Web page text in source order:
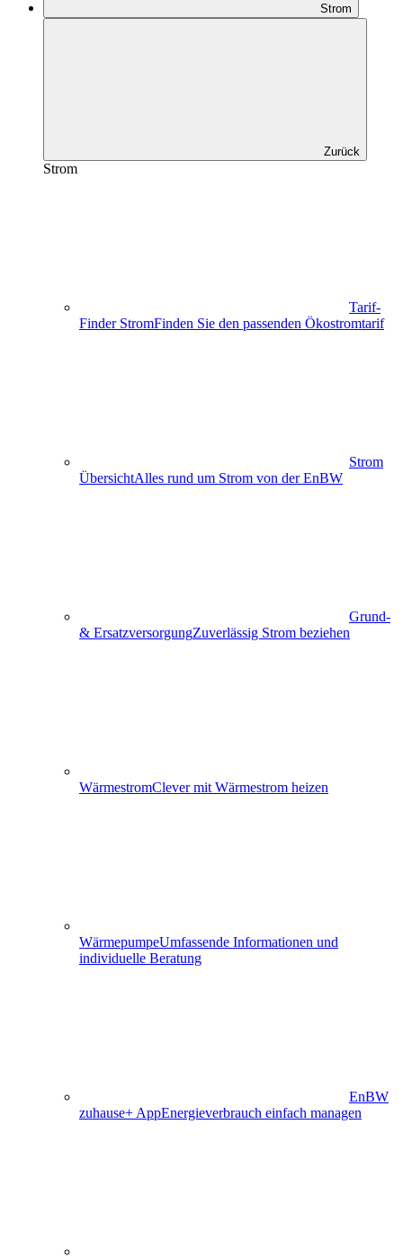
Strom
Zurück
Strom
Tarif-
Finder StromFinden Sie den passenden Ökostromtarif
Strom
ÜbersichtAlles rund um Strom von der EnBW
Grund-
& ErsatzversorgungZuverlässig Strom beziehen
WärmestromClever mit Wärmestrom heizen
WärmepumpeUmfassende Informationen und
individuelle Beratung
EnBW
zuhause+ AppEnergieverbrauch einfach managen